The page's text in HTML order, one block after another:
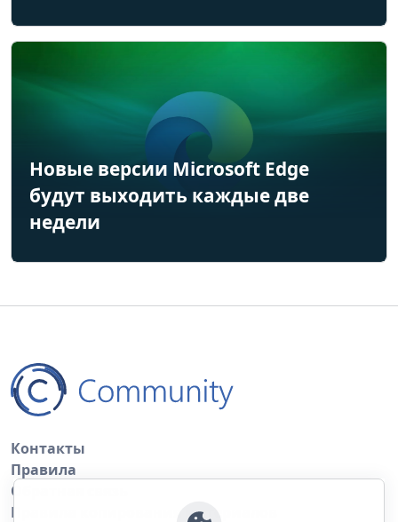
Новые версии Microsoft Edge
будут выходить каждые две
недели
Контакты
Правила
Обратная связь
Правила копирования материалов